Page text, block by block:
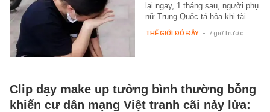
lại ngay, 1 tháng sau, người phụ
nữ Trung Quốc tá hỏa khi tài…
THẾ GIỚI ĐÓ ĐÂY - 7 giờ trước
Clip dạy make up tưởng bình thường bỗng
khiến cư dân mạng Việt tranh cãi nảy lửa: